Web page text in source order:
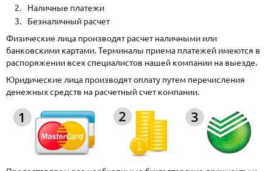
Наличные платежи
Безналичный расчет
Физические лица производят расчет наличными или
банковскими картами. Терминалы приема платежей имеются в
распоряжении всех специалистов нашей компании на выезде.
Юридические лица производят оплату путем перечисления
денежных средств на расчетный счет компании.